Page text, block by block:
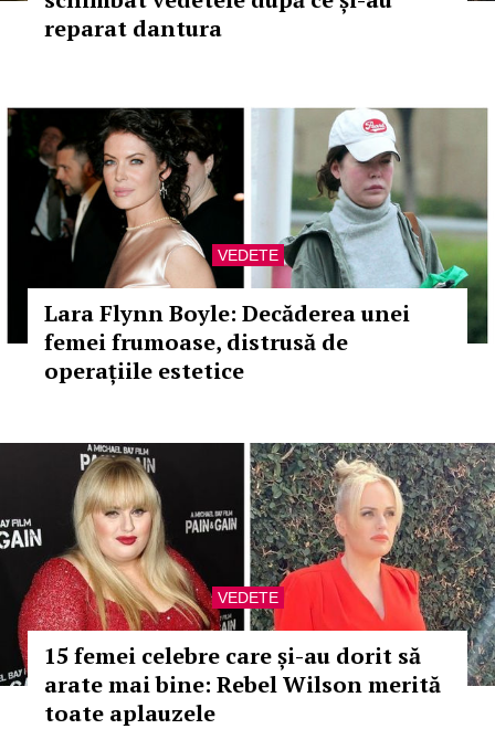
reparat dantura
VEDETE
Lara Flynn Boyle: Decăderea unei
femei frumoase, distrusă de
operațiile estetice
VEDETE
15 femei celebre care și-au dorit să
arate mai bine: Rebel Wilson merită
toate aplauzele